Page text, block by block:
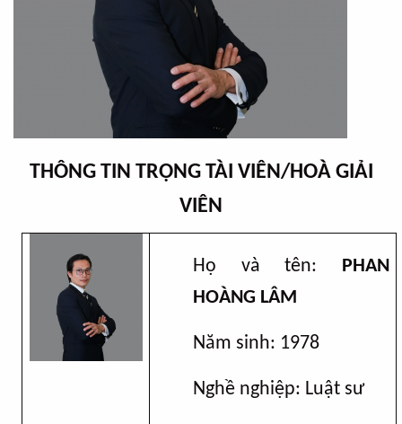
THÔNG TIN TRỌNG TÀI VIÊN/HOÀ GIẢI
VIÊN
Họ và tên: PHAN
HOÀNG LÂM
Năm sinh: 1978
Nghề nghiệp: Luật sư